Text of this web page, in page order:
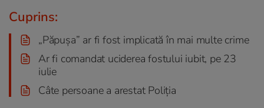
Cuprins:
„Păpușa” ar fi fost implicată în mai multe crime
Ar fi comandat uciderea fostului iubit, pe 23
iulie
Câte persoane a arestat Poliția